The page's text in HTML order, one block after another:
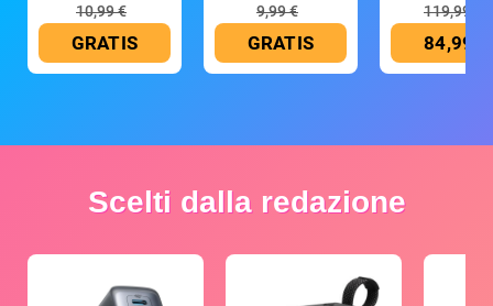
10,99 €
GRATIS
9,99 €
GRATIS
119,99 €
84,99 €
Scelti dalla redazione